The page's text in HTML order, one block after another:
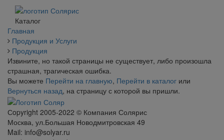
Каталог
Главная
Продукция и Услуги
Продукция
Извините, но такой страницы не существует, либо произошла
страшная, трагическая ошибка.
Вы можете Перейти на главную, Перейти в каталог или
Вернуться назад, на страницу с которой вы пришли.
Сopyright 2005-2022 © Компания Солярис
Москва, ул.Большая Новодмитровская 49
Mail: info@solyar.ru